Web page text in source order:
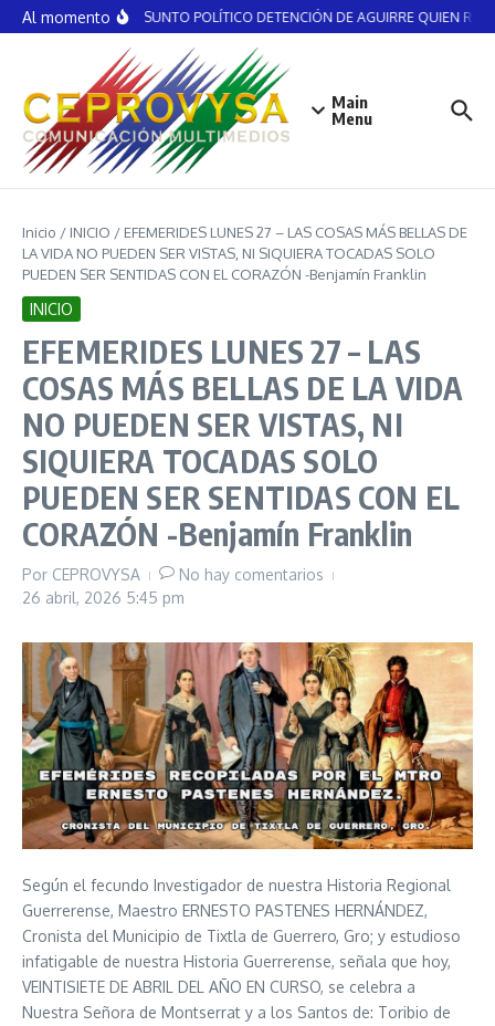
Saltar al contenido
Al momentoNO ES ASUNTO POLÍTICO DETENCIÓN DE AGUIRRE QUIEN
Main
Menu
Inicio / INICIO / EFEMERIDES LUNES 27 – LAS COSAS MÁS BELLAS DE
LA VIDA NO PUEDEN SER VISTAS, NI SIQUIERA TOCADAS SOLO
PUEDEN SER SENTIDAS CON EL CORAZÓN -Benjamín Franklin
INICIO
EFEMERIDES LUNES 27 – LAS
COSAS MÁS BELLAS DE LA VIDA
NO PUEDEN SER VISTAS, NI
SIQUIERA TOCADAS SOLO
PUEDEN SER SENTIDAS CON EL
CORAZÓN -Benjamín Franklin
Por CEPROVYSA
No hay comentarios
26 abril, 2026 5:45 pm
Según el fecundo Investigador de nuestra Historia Regional
Guerrerense, Maestro ERNESTO PASTENES HERNÁNDEZ,
Cronista del Municipio de Tixtla de Guerrero, Gro; y estudioso
infatigable de nuestra Historia Guerrerense, señala que hoy,
VEINTISIETE DE ABRIL DEL AÑO EN CURSO, se celebra a
Nuestra Señora de Montserrat y a los Santos de: Toribio de